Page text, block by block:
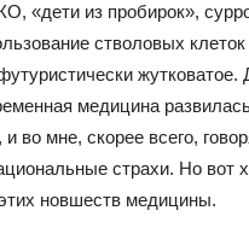
«дети из пробирок»,
стволовых
жутковатое.
медицина
во мне, скорее всего,
страхи. Но вот
новшеств медицины.